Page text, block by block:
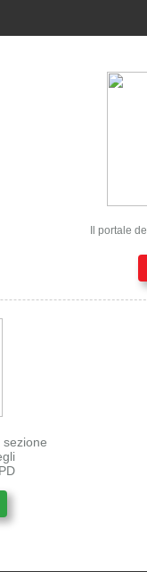
Il portale